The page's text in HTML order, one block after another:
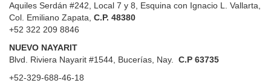
Aquiles Serdán #242, Local 7 y 8, Esquina con Ignacio L. Vallarta,
Col. Emiliano Zapata, C.P. 48380
+52 322 209 8846
NUEVO NAYARIT
Blvd. Riviera Nayarit #1544, Bucerías, Nay. C.P 63735
+52-329-688-46-18